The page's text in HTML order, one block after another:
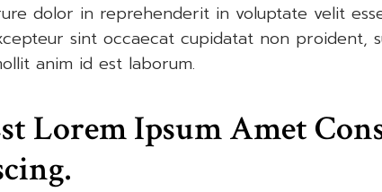
dolor in reprehenderit in voluptate velit
sint occaecat cupidatat non proident,
anim id est laborum.
Lorem Ipsum Amet